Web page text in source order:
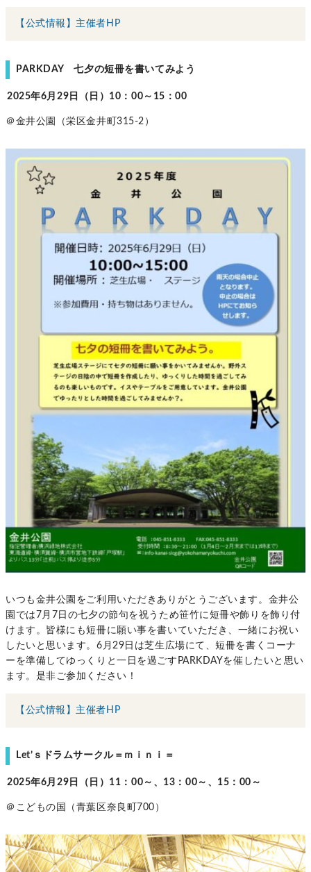
【公式情報】主催者HP
PARKDAY 七夕の短冊を書いてみよう
2025年6月29日（日）10：00～15：00
＠金井公園（栄区金井町315-2）
いつも金井公園をご利用いただきありがとうございます。金井公
園では7月7日の七夕の節句を祝うため笹竹に短冊や飾りを飾り付
けます。皆様にも短冊に願い事を書いていただき、一緒にお祝い
したいと思います。6月29日は芝生広場にて、短冊を書くコーナ
ーを準備してゆっくりと一日を過ごすPARKDAYを催したいと思い
ます。是非ご参加ください！
【公式情報】主催者HP
Let’ｓドラムサークル＝ｍｉｎｉ＝
2025年6月29日（日）11：00～、13：00～、15：00～
＠こどもの国（青葉区奈良町700）